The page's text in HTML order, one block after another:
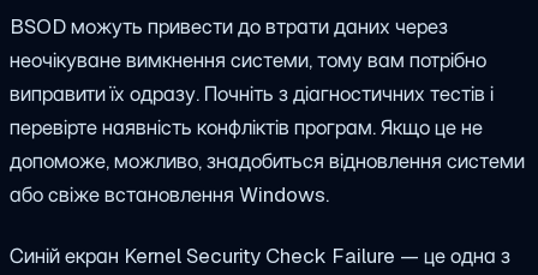
BSOD можуть привести до втрати даних через
неочікуване вимкнення системи, тому вам потрібно
виправити їх одразу. Почніть з діагностичних тестів і
перевірте наявність конфліктів програм. Якщо це не
допоможе, можливо, знадобиться відновлення системи
або свіже встановлення Windows.
Синій екран Kernel Security Check Failure — це одна з